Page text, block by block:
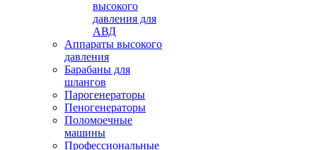
высокого
давления для
АВД
Аппараты высокого
давления
Барабаны для
шлангов
Парогенераторы
Пеногенераторы
Поломоечные
машины
Профессиональные